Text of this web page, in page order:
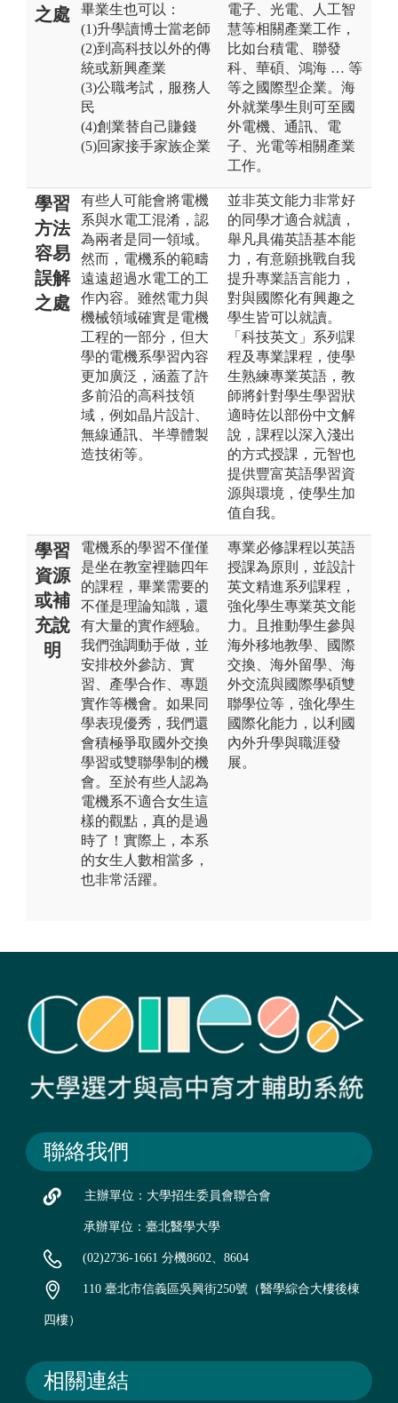
之處
畢業生也可以：
(1)升學讀博士當老師
(2)到高科技以外的傳
統或新興產業
(3)公職考試，服務人
民
(4)創業替自己賺錢
(5)回家接手家族企業
電子、光電、人工智
慧等相關產業工作，
比如台積電、聯發
科、華碩、鴻海 … 等
等之國際型企業。海
外就業學生則可至國
外電機、通訊、電
子、光電等相關產業
工作。
學習
方法
容易
誤解
之處
有些人可能會將電機
系與水電工混淆，認
為兩者是同一領域。
然而，電機系的範疇
遠遠超過水電工的工
作內容。雖然電力與
機械領域確實是電機
工程的一部分，但大
學的電機系學習內容
更加廣泛，涵蓋了許
多前沿的高科技領
域，例如晶片設計、
無線通訊、半導體製
造技術等。
並非英文能力非常好
的同學才適合就讀，
舉凡具備英語基本能
力，有意願挑戰自我
提升專業語言能力，
對與國際化有興趣之
學生皆可以就讀。
「科技英文」系列課
程及專業課程，使學
生熟練專業英語，教
師將針對學生學習狀
適時佐以部份中文解
說，課程以深入淺出
的方式授課，元智也
提供豐富英語學習資
源與環境，使學生加
值自我。
學習
資源
或補
充說
明
電機系的學習不僅僅
是坐在教室裡聽四年
的課程，畢業需要的
不僅是理論知識，還
有大量的實作經驗。
我們強調動手做，並
安排校外參訪、實
習、產學合作、專題
實作等機會。如果同
學表現優秀，我們還
會積極爭取國外交換
學習或雙聯學制的機
會。至於有些人認為
電機系不適合女生這
樣的觀點，真的是過
時了！實際上，本系
的女生人數相當多，
也非常活躍。
專業必修課程以英語
授課為原則，並設計
英文精進系列課程，
強化學生專業英文能
力。且推動學生參與
海外移地教學、國際
交換、海外留學、海
外交流與國際學碩雙
聯學位等，強化學生
國際化能力，以利國
內外升學與職涯發
展。
聯絡我們
主辦單位：大學招生委員會聯合會
承辦單位：臺北醫學大學
(02)2736-1661 分機8602、8604
110 臺北市信義區吳興街250號（醫學綜合大樓後棟
四樓）
相關連結